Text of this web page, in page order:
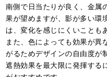
南側で日当たりが良く、金属
果が望めますが、影が多い環
は、変化を感じにくいことも
また、色によっても効果が異
がるためデザインの自由度が
遮熱効果を最大限に発揮する